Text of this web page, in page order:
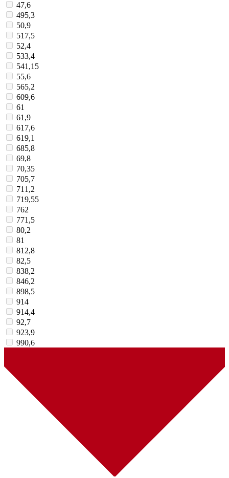
47,6
495,3
50,9
517,5
52,4
533,4
541,15
55,6
565,2
609,6
61
61,9
617,6
619,1
685,8
69,8
70,35
705,7
711,2
719,55
762
771,5
80,2
81
812,8
82,5
838,2
846,2
898,5
914
914,4
92,7
923,9
990,6